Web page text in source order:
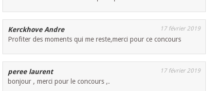
Kerckhove Andre 17 février 2019
Profiter des moments qui me reste,merci pour ce concours
peree laurent 17 février 2019
bonjour , merci pour le concours ,.